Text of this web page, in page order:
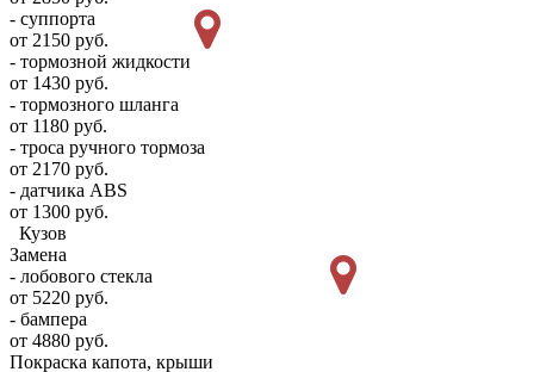
- суппорта
от 2150 руб.
- тормозной жидкости
от 1430 руб.
- тормозного шланга
от 1180 руб.
- троса ручного тормоза
от 2170 руб.
- датчика ABS
от 1300 руб.
Кузов
Замена
- лобового стекла
от 5220 руб.
- бампера
от 4880 руб.
Покраска капота, крыши